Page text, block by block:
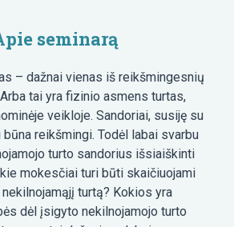
seminarą
– dažnai vienas iš reikšmingesnių
tai yra fizinio asmens turtas,
veikloje. Sandoriai, susiję su
reikšmingi. Todėl labai svarbu
turto sandorius išsiaiškinti
mokesčiai turi būti skaičiuojami
turtą? Kokios yra
dėl įsigyto nekilnojamojo turto